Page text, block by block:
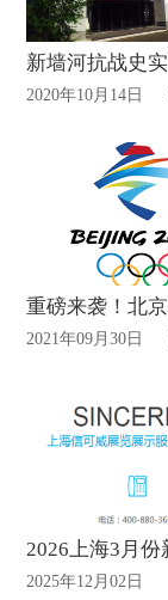
2020年10月14日
2021年09月30日
2025年12月02日